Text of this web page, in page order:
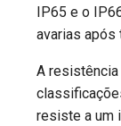
IP65 e o
avarias após
A
resiste a um